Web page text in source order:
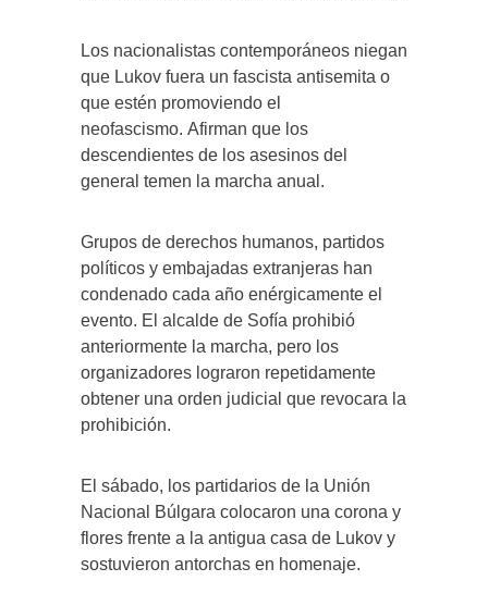
Los nacionalistas contemporáneos niegan
que Lukov fuera un fascista antisemita o
que estén promoviendo el
neofascismo. Afirman que los
descendientes de los asesinos del
general temen la marcha anual.
Grupos de derechos humanos, partidos
políticos y embajadas extranjeras han
condenado cada año enérgicamente el
evento. El alcalde de Sofía prohibió
anteriormente la marcha, pero los
organizadores lograron repetidamente
obtener una orden judicial que revocara la
prohibición.
El sábado, los partidarios de la Unión
Nacional Búlgara colocaron una corona y
flores frente a la antigua casa de Lukov y
sostuvieron antorchas en homenaje.